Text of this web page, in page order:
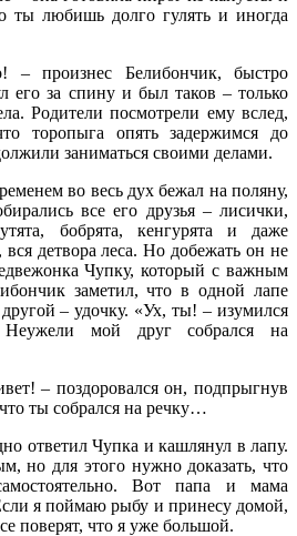
ты любишь долго гулять и иногда
произнес Белибончик, быстро
его за спину и был таков – только
Родители посмотрели ему вслед,
торопыга опять задержимся до
заниматься своими делами.
во весь дух бежал на поляну,
все его друзья – лисички,
бобрята, кенгурята и даже
вся детвора леса. Но добежать он не
Чупку, который с важным
заметил, что в одной лапе
– удочку. «Ух, ты! – изумился
Неужели мой друг собрался на
– поздоровался он, подпрыгнув
ты собрался на речку…
ответил Чупка и кашлянул в лапу.
но для этого нужно доказать, что
Вот папа и мама
я поймаю рыбу и принесу домой,
поверят, что я уже большой.